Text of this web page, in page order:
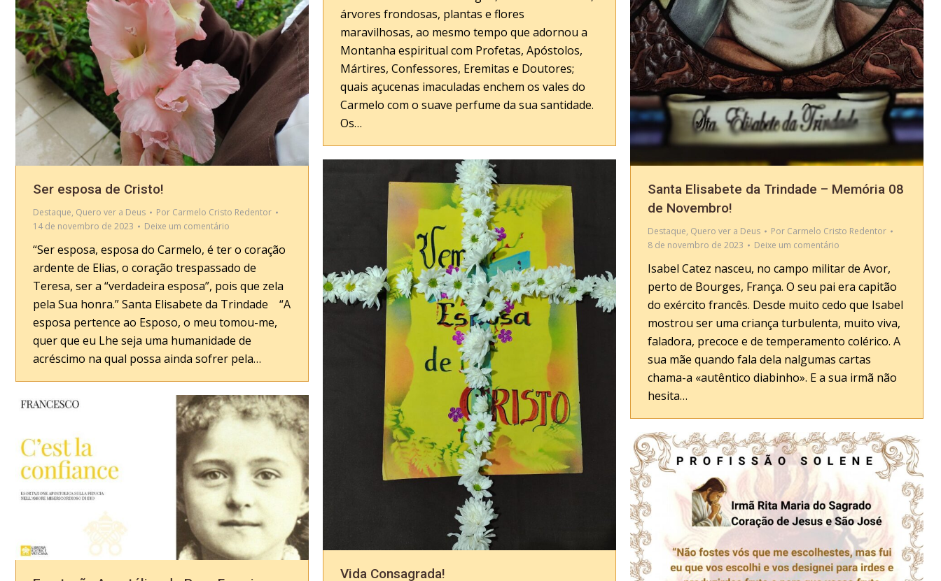
Ser esposa de Cristo!
Destaque, Quero ver a Deus Por Carmelo Cristo Redentor
14 de novembro de 2023
Deixe um comentário
“Ser esposa, esposa do Carmelo, é ter o coração
ardente de Elias, o coração trespassado de
Teresa, ser a “verdadeira esposa”, pois que zela
pela Sua honra.” Santa Elisabete da Trindade “A
esposa pertence ao Esposo, o meu tomou-me,
quer que eu Lhe seja uma humanidade de
acréscimo na qual possa ainda sofrer pela…
árvores frondosas, plantas e flores
maravilhosas, ao mesmo tempo que adornou a
Montanha espiritual com Profetas, Apóstolos,
Mártires, Confessores, Eremitas e Doutores;
quais açucenas imaculadas enchem os vales do
Carmelo com o suave perfume da sua santidade.
Os…
Santa Elisabete da Trindade – Memória 08
de Novembro!
Destaque, Quero ver a Deus Por Carmelo Cristo Redentor
8 de novembro de 2023
Deixe um comentário
Isabel Catez nasceu, no campo militar de Avor,
perto de Bourges, França. O seu pai era capitão
do exército francês. Desde muito cedo que Isabel
mostrou ser uma criança turbulenta, muito viva,
faladora, precoce e de temperamento colérico. A
sua mãe quando fala dela nalgumas cartas
chama-a «autêntico diabinho». E a sua irmã não
hesita…
Vida Consagrada!